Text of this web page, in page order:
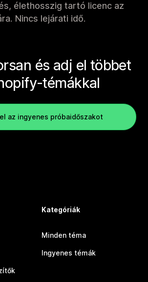
élethosszig tartó licenc az
Nincs lejárati idő.
és adj el többet
témákkal
az ingyenes próbaidőszakot
Kategóriák
Minden téma
Ingyenes témák